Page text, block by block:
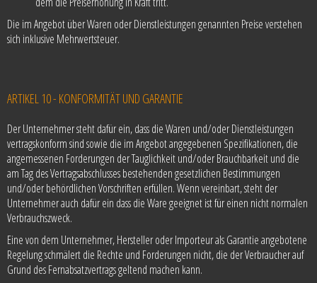
Die im Angebot über Waren oder Dienstleistungen genannten Preise verstehen
sich inklusive Mehrwertsteuer.
ARTIKEL 10 - KONFORMITÄT UND GARANTIE
Der Unternehmer steht dafür ein, dass die Waren und/oder Dienstleistungen
vertragskonform sind sowie die im Angebot angegebenen Spezifikationen, die
angemessenen Forderungen der Tauglichkeit und/oder Brauchbarkeit und die
am Tag des Vertragsabschlusses bestehenden gesetzlichen Bestimmungen
und/oder behördlichen Vorschriften erfüllen. Wenn vereinbart, steht der
Unternehmer auch dafür ein dass die Ware geeignet ist für einen nicht normalen
Verbrauchszweck.
Eine von dem Unternehmer, Hersteller oder Importeur als Garantie angebotene
Regelung schmälert die Rechte und Forderungen nicht, die der Verbraucher auf
Grund des Fernabsatzvertrags geltend machen kann.